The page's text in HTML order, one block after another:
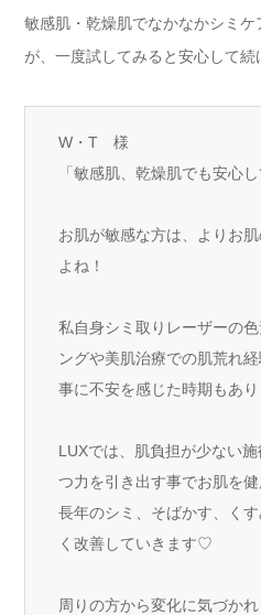
敏感肌・乾燥肌でなかなかシミ
が、一度試してみると安心して続
W・T 様
「敏感肌、乾燥肌でも安心
お肌が敏感な方は、よりお
よね！
私自身シミ取りレーザーの
ングや美肌治療での肌荒れ
事に不安を感じた時期もあり
LUXでは、肌負担が少ない
つ力を引き出す事でお肌を
長年のシミ、そばかす、く
く改善していきます♡
周りの方から変化に気づか